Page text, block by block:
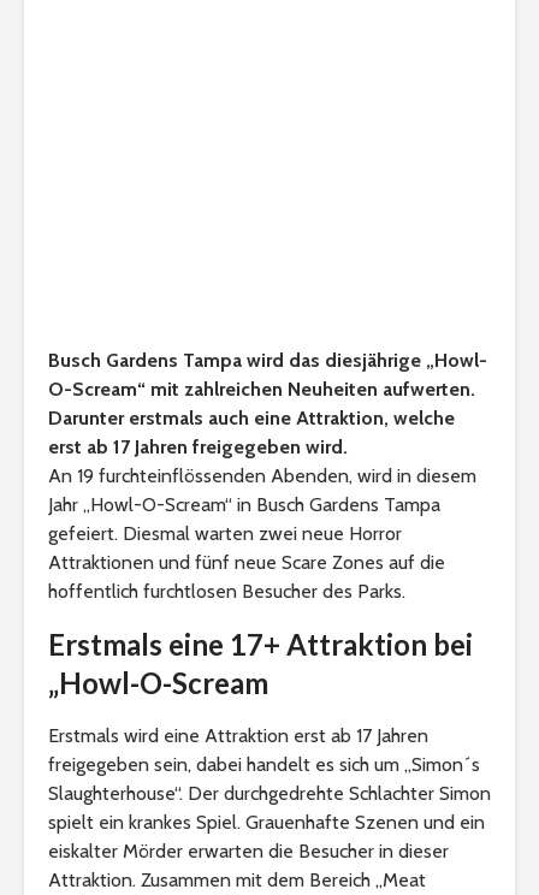
Busch Gardens Tampa wird das diesjährige „Howl-
O-Scream“ mit zahlreichen Neuheiten aufwerten.
Darunter erstmals auch eine Attraktion, welche
erst ab 17 Jahren freigegeben wird.
An 19 furchteinflössenden Abenden, wird in diesem
Jahr „Howl-O-Scream“ in Busch Gardens Tampa
gefeiert. Diesmal warten zwei neue Horror
Attraktionen und fünf neue Scare Zones auf die
hoffentlich furchtlosen Besucher des Parks.
Erstmals eine 17+ Attraktion bei
„Howl-O-Scream
Erstmals wird eine Attraktion erst ab 17 Jahren
freigegeben sein, dabei handelt es sich um „Simon´s
Slaughterhouse“. Der durchgedrehte Schlachter Simon
spielt ein krankes Spiel. Grauenhafte Szenen und ein
eiskalter Mörder erwarten die Besucher in dieser
Attraktion. Zusammen mit dem Bereich „Meat